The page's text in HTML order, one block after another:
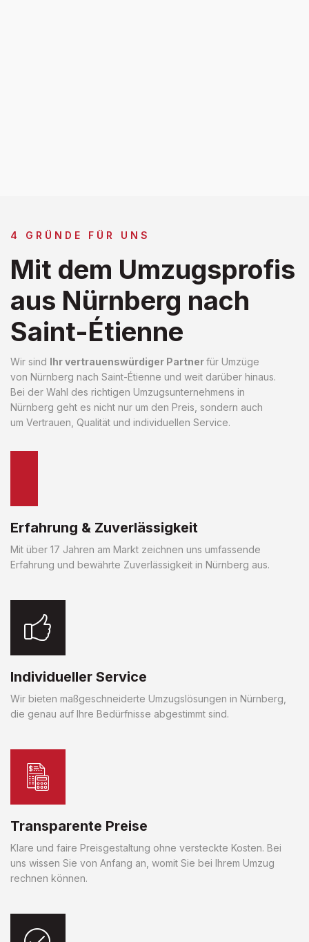
4 GRÜNDE FÜR UNS
Mit dem Umzugsprofis
aus Nürnberg nach
Saint-Étienne
Wir sind Ihr vertrauenswürdiger Partnerfür Umzüge
von Nürnberg nach Saint-Étienne und weit darüber hinaus.
Bei der Wahl des richtigen Umzugsunternehmens in
Nürnberg geht es nicht nur um den Preis, sondern auch
um Vertrauen, Qualität und individuellen Service.
Erfahrung & Zuverlässigkeit
Mit über 17 Jahren am Markt zeichnen uns umfassende
Erfahrung und bewährte Zuverlässigkeit in Nürnberg aus.
Individueller Service
Wir bieten maßgeschneiderte Umzugslösungen in Nürnberg,
die genau auf Ihre Bedürfnisse abgestimmt sind.
Transparente Preise
Klare und faire Preisgestaltung ohne versteckte Kosten. Bei
uns wissen Sie von Anfang an, womit Sie bei Ihrem Umzug
rechnen können.